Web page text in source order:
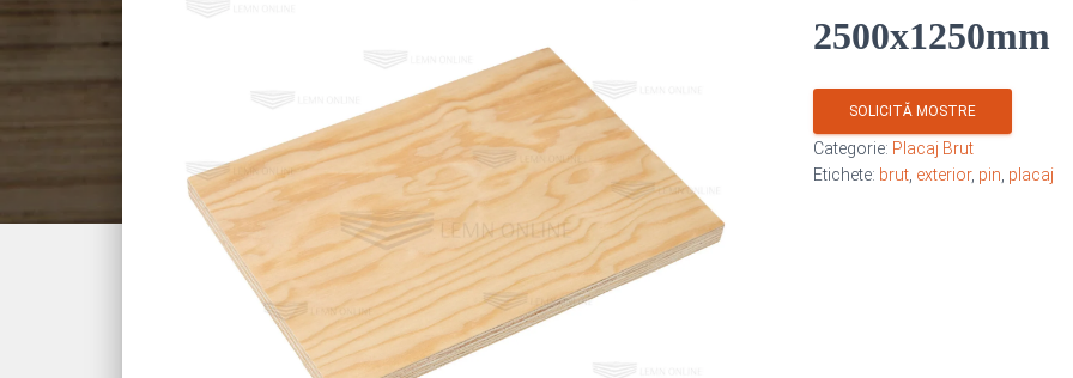
2500x1250mm
SOLICITĂ MOSTRE
Categorie: Placaj Brut
Etichete: brut exterior, pin placaj